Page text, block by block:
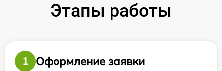
Этапы работы
1
Оформление заявки